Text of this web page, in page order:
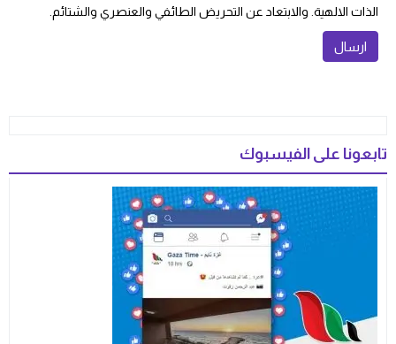
الذات الالهية. والابتعاد عن التحريض الطائفي والعنصري والشتائم.
تابعونا على الفيسبوك